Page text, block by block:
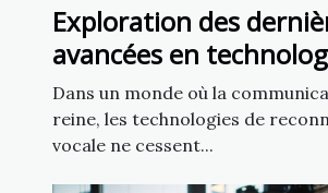
Exploration des
avancées en
reconnaissance vocale
Dans un monde où la
reine, les technologies de
vocale ne cessent...